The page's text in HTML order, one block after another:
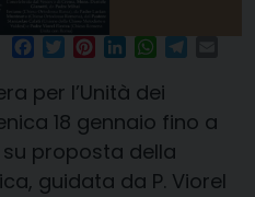
Facebook
TwitterPinterest
LinkedInWhatsApp
per l’Unità dei
18 gennaio fino a
proposta della
guidata da P. Viorel